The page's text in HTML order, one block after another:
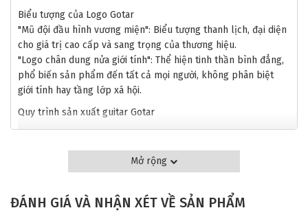
Biểu tượng của Logo Gotar
"Mũ đội đầu hình vương miện": Biểu tượng thanh lịch, đại diện
cho giá trị cao cấp và sang trọng của thương hiệu.
"Logo chân dung nửa giới tính": Thể hiện tinh thần bình đẳng,
phổ biến sản phẩm đến tất cả mọi người, không phân biệt
giới tính hay tầng lớp xã hội.
Quy trình sản xuất guitar Gotar
Gỗ loại A+ trở lên: Gỗ chất lượng cao, đảm bảo âm thanh và
độ bền. Gỗ loại A+ thường bao gồm các loại gỗ cao cấp như
Những loại gỗ này nổi bật với khả năng cộng hưởng tuyệt vời,
Mở rộng
ĐÁNH GIÁ VÀ NHẬN XÉT VỀ SẢN PHẨM